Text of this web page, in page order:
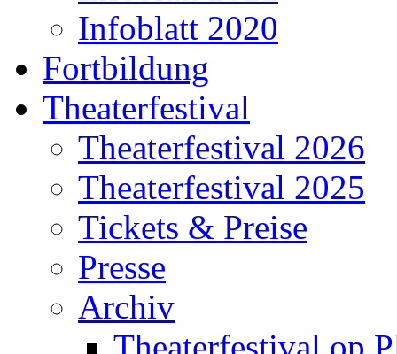
Infoblatt 2020
Fortbildung
Theaterfestival
Theaterfestival 2026
Theaterfestival 2025
Tickets & Preise
Presse
Archiv
Theaterfestival op